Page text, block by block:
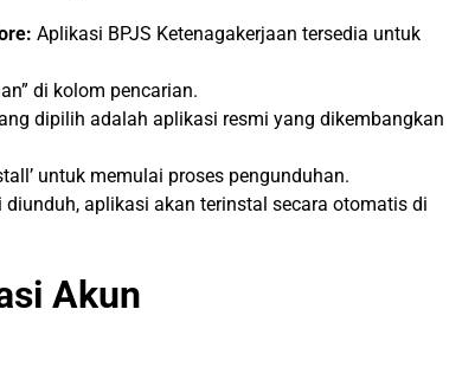
Aplikasi BPJS Ketenagakerjaan tersedia untuk
di kolom pencarian.
dipilih adalah aplikasi resmi yang dikembangkan
untuk memulai proses pengunduhan.
diunduh, aplikasi akan terinstal secara otomatis di
Akun